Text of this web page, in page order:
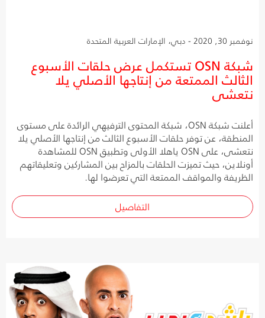
نوفمبر 30, 2020 - دبي، الإمارات العربية المتحدة
شبكة OSN تستكمل عرض حلقات الأسبوع
الثالث الممتعة من إنتاجها الأصلي يلا
نتعشى
أعلنت شبكة OSN، شبكة المحتوى الترفيهي الرائدة على مستوى
المنطقة، عن توفر حلقات الأسبوع الثالث من إنتاجها الأصلي يلا
نتعشى، على OSN ياهلا الأولى وتطبيق OSN للمشاهدة
أونلاين، حيث تميزت الحلقات بالمزاح بين المشاركين وتعليقاتهم
الظريفة والمواقف الممتعة التي تعرضوا لها.
التفاصيل